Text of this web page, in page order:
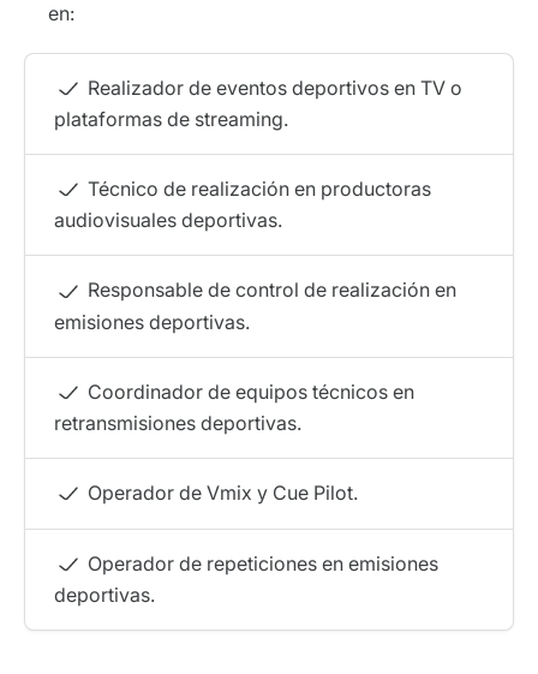
en:
Realizador de eventos deportivos en TV o
plataformas de streaming.
Técnico de realización en productoras
audiovisuales deportivas.
Responsable de control de realización en
emisiones deportivas.
Coordinador de equipos técnicos en
retransmisiones deportivas.
Operador de Vmix y Cue Pilot.
Operador de repeticiones en emisiones
deportivas.